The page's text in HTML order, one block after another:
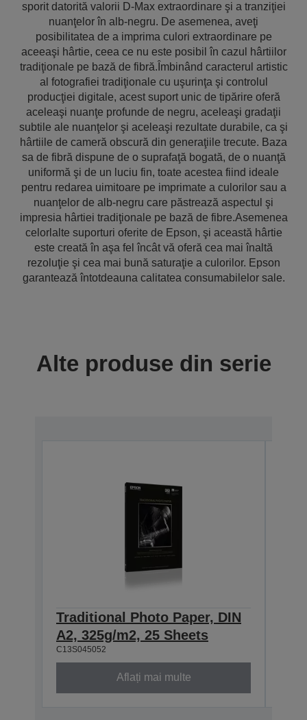
sporit datorită valorii D-Max extraordinare şi a tranziţiei
nuanţelor în alb-negru. De asemenea, aveţi
posibilitatea de a imprima culori extraordinare pe
aceeaşi hârtie, ceea ce nu este posibil în cazul hârtiilor
tradiţionale pe bază de fibră.Îmbinând caracterul artistic
al fotografiei tradiţionale cu uşurinţa şi controlul
producţiei digitale, acest suport unic de tipărire oferă
aceleaşi nuanţe profunde de negru, aceleaşi gradaţii
subtile ale nuanţelor şi aceleaşi rezultate durabile, ca şi
hârtiile de cameră obscură din generaţiile trecute. Baza
sa de fibră dispune de o suprafaţă bogată, de o nuanţă
uniformă şi de un luciu fin, toate acestea fiind ideale
pentru redarea uimitoare pe imprimate a culorilor sau a
nuanţelor de alb-negru care păstrează aspectul şi
impresia hârtiei tradiţionale pe bază de fibre.Asemenea
celorlalte suporturi oferite de Epson, şi această hârtie
este creată în aşa fel încât vă oferă cea mai înaltă
rezoluţie şi cea mai bună saturaţie a culorilor. Epson
garantează întotdeauna calitatea consumabilelor sale.
Alte produse din serie
Traditional Photo Paper, DIN
A2, 325g/m2, 25 Sheets
C13S045052
Aflați mai multe